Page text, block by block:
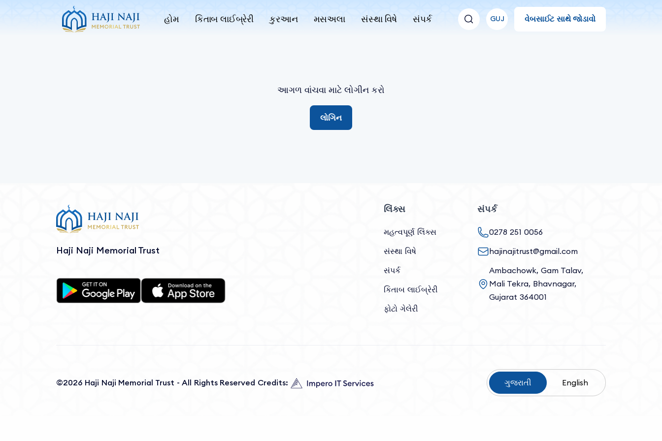
હોમ કિતાબ લાઈબ્રેરી કુરઆન મસઅલા સંસ્થા વિષે સંપર્ક GUJ વેબસાઈટ સાથે જોડાવો
આગળ વાંચવા માટે લોગીન કરો
લોગિન
Haji Naji Memorial Trust
લિંક્સ
મહત્વપૂર્ણ લિંક્સ
સંસ્થા વિષે
સંપર્ક
કિતાબ લાઈબ્રેરી
ફોટો ગેલેરી
સંપર્ક
0278 251 0056
hajinajitrust@gmail.com
Ambachowk, Gam Talav,
Mali Tekra, Bhavnagar,
Gujarat 364001
©2026 Haji Naji Memorial Trust - All Rights Reserved Credits: ગુજરાતી English